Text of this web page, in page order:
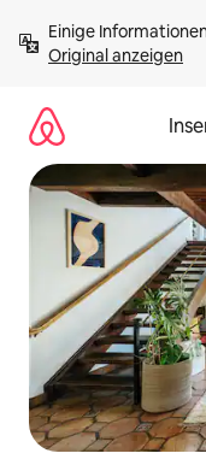
Inhalten
springenOriginal anzeigen